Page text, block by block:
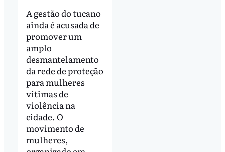
A gestão do tucano
ainda é acusada de
promover um
amplo
desmantelamento
da rede de proteção
para mulheres
vítimas de
violência na
cidade. O
movimento de
mulheres,